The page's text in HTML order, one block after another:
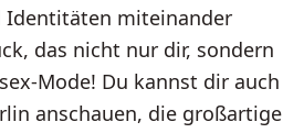
Identitäten miteinander
das nicht nur dir, sondern
Mode! Du kannst dir auch
anschauen, die großartige